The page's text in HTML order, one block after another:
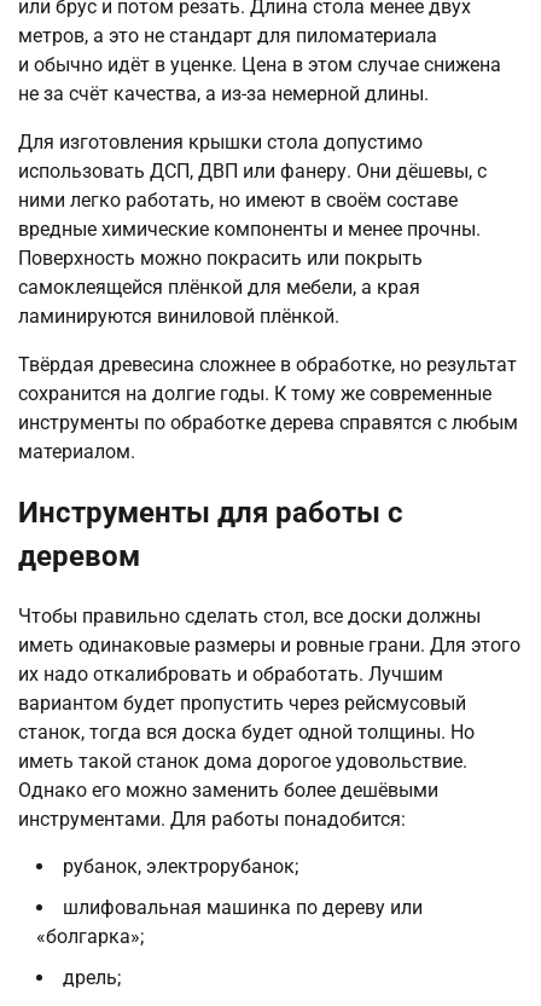
или брус и потом резать. Длина стола менее двух
метров, а это не стандарт для пиломатериала
и обычно идёт в уценке. Цена в этом случае снижена
не за счёт качества, а из-за немерной длины.
Для изготовления крышки стола допустимо
использовать ДСП, ДВП или фанеру. Они дёшевы, с
ними легко работать, но имеют в своём составе
вредные химические компоненты и менее прочны.
Поверхность можно покрасить или покрыть
самоклеящейся плёнкой для мебели, а края
ламинируются виниловой плёнкой.
Твёрдая древесина сложнее в обработке, но результат
сохранится на долгие годы. К тому же современные
инструменты по обработке дерева справятся с любым
материалом.
Инструменты для работы с
деревом
Чтобы правильно сделать стол, все доски должны
иметь одинаковые размеры и ровные грани. Для этого
их надо откалибровать и обработать. Лучшим
вариантом будет пропустить через рейсмусовый
станок, тогда вся доска будет одной толщины. Но
иметь такой станок дома дорогое удовольствие.
Однако его можно заменить более дешёвыми
инструментами. Для работы понадобится:
рубанок, электрорубанок;
шлифовальная машинка по дереву или
«болгарка»;
дрель;